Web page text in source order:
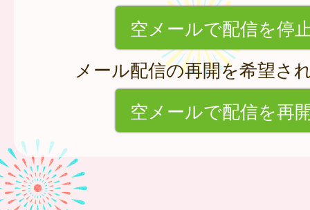
空メールで配信を停
メール配信の再開を希望さ
空メールで配信を再